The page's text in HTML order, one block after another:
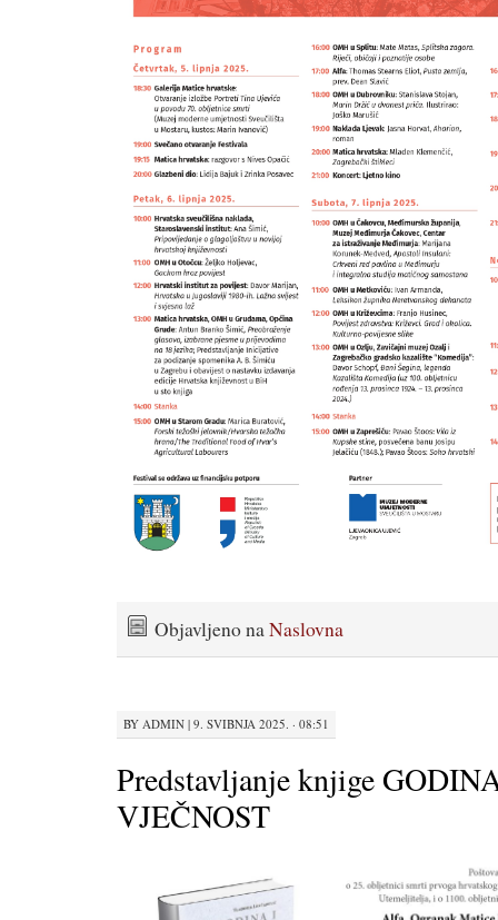
Objavljeno naNaslovna
BY ADMIN | 9. SVIBNJA 2025. · 08:51
Predstavljanje knjige
VJEČNOST